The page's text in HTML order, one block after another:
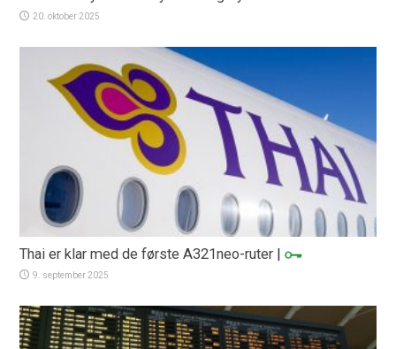
20. oktober 2025
Thai er klar med de første A321neo-ruter |
9. september 2025